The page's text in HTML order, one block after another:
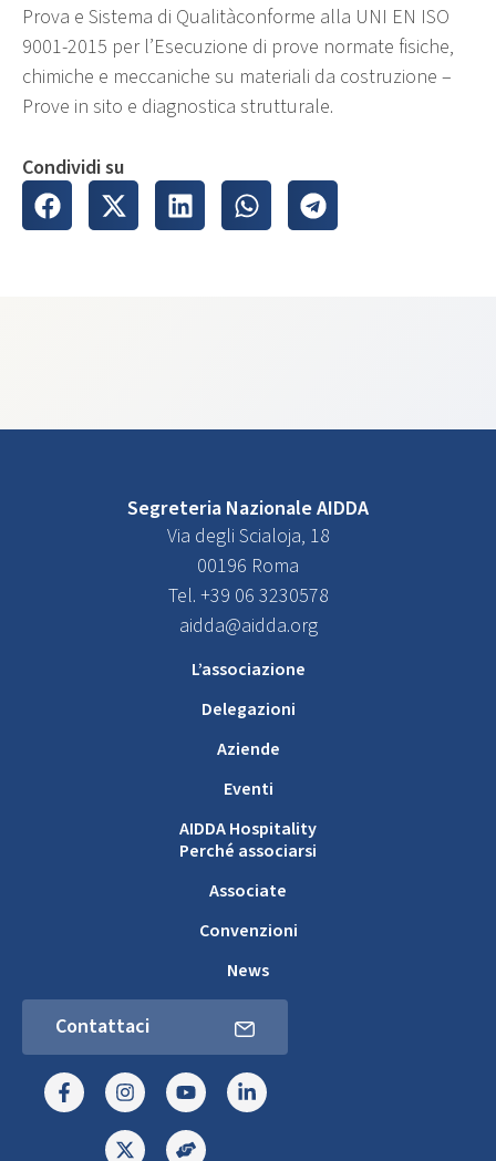
Prova e Sistema di Qualitàconforme alla UNI EN ISO
9001-2015 per l’Esecuzione di prove normate fisiche,
chimiche e meccaniche su materiali da costruzione –
Prove in sito e diagnostica strutturale.
Condividi su
Segreteria Nazionale AIDDA
Via degli Scialoja, 18
00196 Roma
Tel. +39 06 3230578
aidda@aidda.org
L’associazione
Delegazioni
Aziende
Eventi
AIDDA Hospitality
Perché associarsi
Associate
Convenzioni
News
Contattaci